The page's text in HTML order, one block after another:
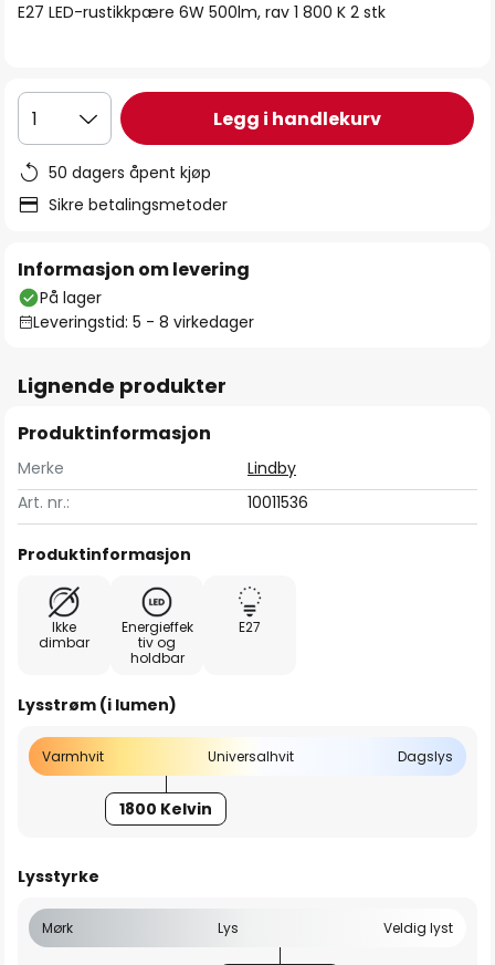
E27 LED-rustikkpære 6W 500lm, rav 1 800 K 2 stk
1 Legg i handlekurv
50 dagers åpent kjøp
Sikre betalingsmetoder
Informasjon om levering
På lager
Leveringstid: 5 - 8 virkedager
Lignende produkter
Produktinformasjon
Merke
Lindby
Art. nr.:
10011536
Produktinformasjon
Ikke
dimbar
Energieffek
tiv og
holdbar
E27
Lysstrøm (i lumen)
Varmhvit Universalhvit Dagslys
1800 Kelvin
Lysstyrke
Mørk Lys Veldig lyst